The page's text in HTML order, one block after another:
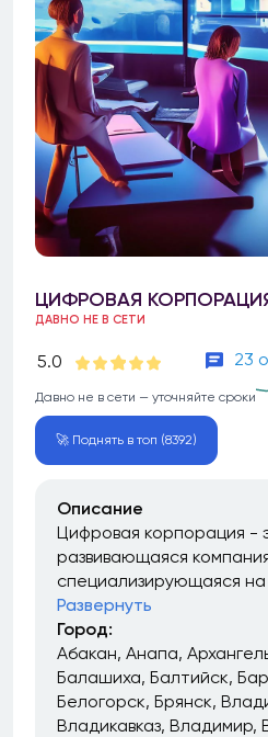
ЦИФРОВАЯ
ДАВНО НЕ В СЕТИ
5.0 23
Давно не в сети — уточняйте сроки
🚀 Поднять в топ (8392)
Описание
Цифровая корпорация -
развивающаяся
специализирующаяся на
Развернуть
Город:
Абакан Анапа
Балашиха Балтийск
Белогорск Брянск
Владикавказ Владимир